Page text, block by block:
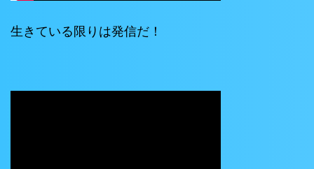
生きている限りは発信だ！